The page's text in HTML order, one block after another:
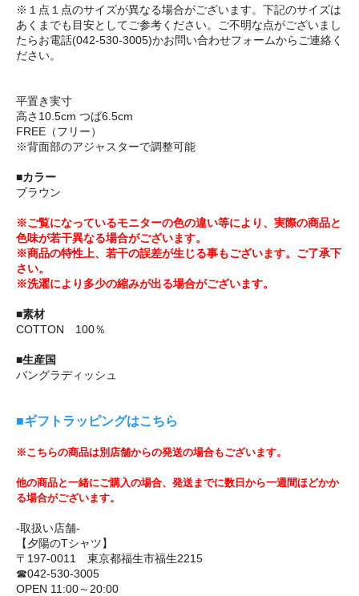
※１点１点のサイズが異なる場合がございます。下記のサイズは
あくまでも目安としてご参考ください。ご不明な点がございまし
たらお電話(042-530-3005)かお問い合わせフォームからご連絡く
ださい。
平置き実寸
高さ10.5cm つば6.5cm
FREE（フリー）
※背面部のアジャスターで調整可能
■カラー
ブラウン
※ご覧になっているモニターの色の違い等により、実際の商品と
色味が若干異なる場合がございます。
※商品の特性上、若干の誤差が生じる事もございます。ご了承下
さい。
※洗濯により多少の縮みが出る場合がございます。
■素材
COTTON 100％
■生産国
バングラディッシュ
■ギフトラッピングはこちら
※こちらの商品は別店舗からの発送の場合もございます。
他の商品と一緒にご購入の場合、発送までに数日から一週間ほどかか
る場合がございます。
-取扱い店舗-
【夕陽のTシャツ】
〒197-0011 東京都福生市福生2215
☎042-530-3005
OPEN 11:00～20:00